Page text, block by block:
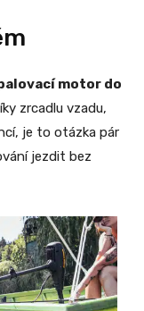
motor do
zrcadlu vzadu,
je to otázka pár
jezdit bez